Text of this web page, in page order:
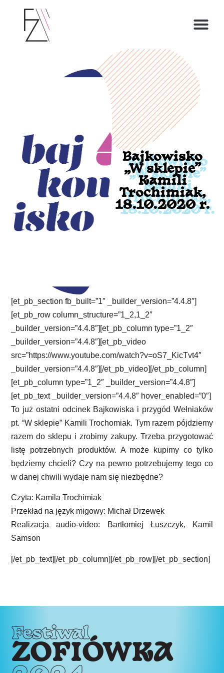
Bajkowisko
„W sklepie”
Kamili
Trochimiak,
18.10.2020 r.
[et_pb_section fb_built=”1″ _builder_version=”4.4.8″]
[et_pb_row column_structure=”1_2,1_2″
_builder_version=”4.4.8″][et_pb_column type=”1_2″
_builder_version=”4.4.8″][et_pb_video
src=”https://www.youtube.com/watch?v=oS7_KicTvt4″
_builder_version=”4.4.8″][/et_pb_video][/et_pb_column]
[et_pb_column type=”1_2″ _builder_version=”4.4.8″]
[et_pb_text _builder_version=”4.4.8″ hover_enabled=”0″]
To już ostatni odcinek Bajkowiska i przygód Wełniaków
pt. “W sklepie” Kamili Trochomiak. Tym razem pójdziemy
razem do sklepu i zrobimy zakupy. Trzeba przygotować
listę potrzebnych produktów. A może kupimy co tylko
będziemy chcieli? Czy na pewno potrzebujemy tego co
w danej chwili wydaje nam się niezbędne?
Czyta: Kamila Trochimiak
Przekład na język migowy: Michał Drzewek
Realizacja audio-video: Bartłomiej Łuszczyk, Kamil
Samson
[/et_pb_text][/et_pb_column][/et_pb_row][/et_pb_section]
Festiwal
ZOFIÓWKA